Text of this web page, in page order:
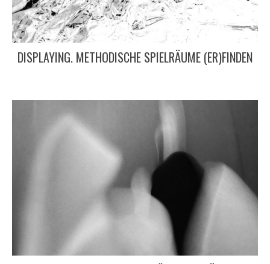
DISPLAYING. METHODISCHE SPIELRÄUME (ER)FINDEN